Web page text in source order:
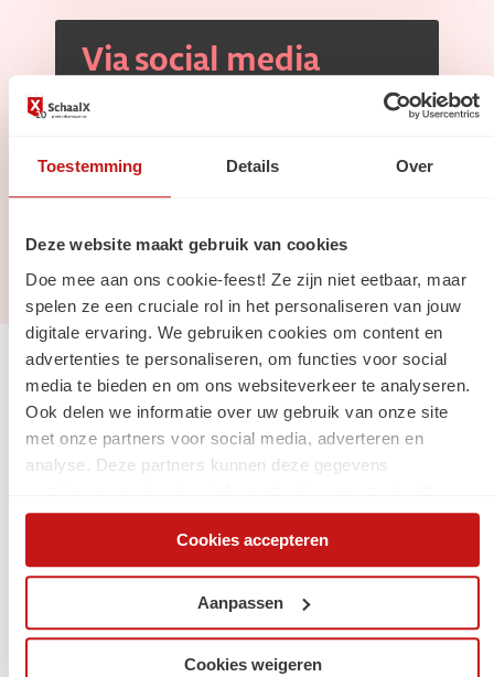
Toestemming Details Over
Deze website maakt gebruik van cookies
Doe mee aan ons cookie-feest! Ze zijn niet eetbaar, maar
spelen ze een cruciale rol in het personaliseren van jouw
digitale ervaring. We gebruiken cookies om content en
advertenties te personaliseren, om functies voor social
media te bieden en om ons websiteverkeer te analyseren.
Ook delen we informatie over uw gebruik van onze site
met onze partners voor social media, adverteren en
analyse. Deze partners kunnen deze gegevens
verstrekt of die ze hebben verzameld op basis van uw
gebruik van hun services. Via de cookieverklaring op onze
website kunt u uw toestemming op elk moment wijzigen of
Cookies accepteren
Aanpassen
Cookies weigeren
Via social media
Volg ons opInstagram
Jouw carrière
Start met een digital traineeship
Login Mijn SchaalX
Voor opdrachtgevers